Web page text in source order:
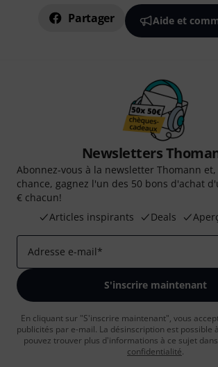
Partager Aide et
Newsletters
Abonnez-vous à la newsletter Thomann
chance, gagnez l'un des 50 bons d'achat
€ chacun!
Articles inspirants
Deals
Adresse e-mail*
S'inscrire maintenant
En cliquant sur "S'inscrire maintenant", vous
publicités par e-mail. La désinscription est possible
pouvez trouver plus d'informations à ce sujet
confidentialité.